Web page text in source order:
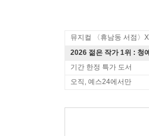
2026 젊은 작가 1위 : 청예
기간 한정 특가 도서
오직, 예스24에서만